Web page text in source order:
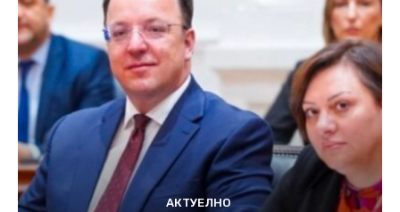
АКТУЕЛНО